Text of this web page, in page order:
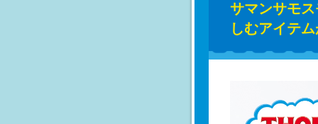
サマンサモ
しむアイテ